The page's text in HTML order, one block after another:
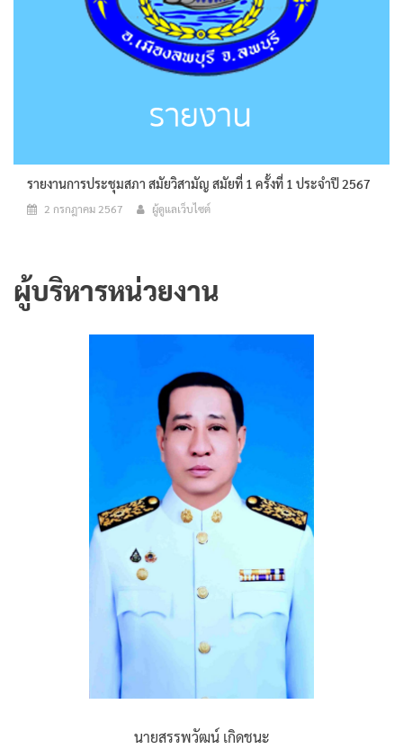
รายงานการประชุมสภา สมัยวิสามัญ สมัยที่ 1 ครั้งที่ 1 ประจำปี 2567
2 กรกฎาคม 2567 ผู้ดูแลเว็บไซต์
ผู้บริหารหน่วยงาน
นายสรรพวัฒน์ เกิดชนะ